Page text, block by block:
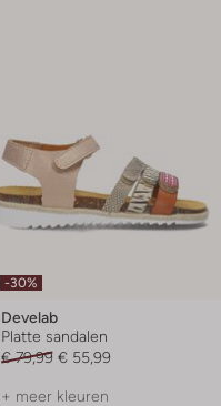
-30%
Develab
Platte sandalen
€ 79,99 € 55,99
+ meer kleuren